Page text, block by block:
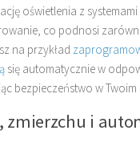
oświetlenia z systemami
co podnosi
na przykład
się automatycznie w
bezpieczeństwo w Twoim
zmierzchu i